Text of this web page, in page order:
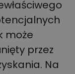
może
przez
Na